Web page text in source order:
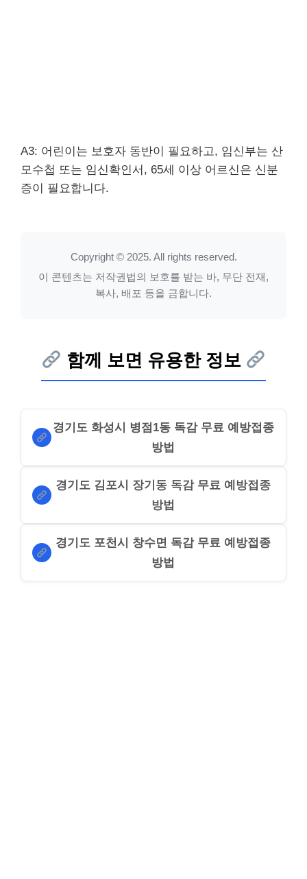
A3: 어린이는 보호자 동반이 필요하고, 임신부는 산
모수첩 또는 임신확인서, 65세 이상 어르신은 신분
증이 필요합니다.
Copyright © 2025. All rights reserved.
이 콘텐츠는 저작권법의 보호를 받는 바, 무단 전재,
복사, 배포 등을 금합니다.
함께 보면 유용한 정보
경기도 화성시 병점1동 독감 무료 예방접종
방법
경기도 김포시 장기동 독감 무료 예방접종
방법
경기도 포천시 창수면 독감 무료 예방접종
방법